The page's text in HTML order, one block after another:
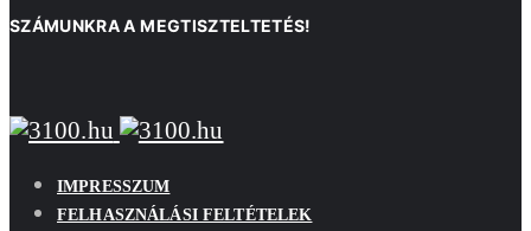
SZÁMUNKRA A MEGTISZTELTETÉS!
IMPRESSZUM
FELHASZNÁLÁSI FELTÉTELEK